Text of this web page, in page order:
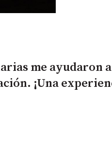
me ayudaron
¡Una